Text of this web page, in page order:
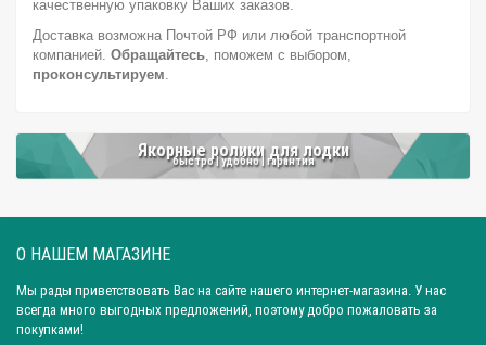
Город: Краснодар
Город: Иркутск
Город: Челябинск
Город: Барнаул
Город: Тюмень Город: Казань
качественную упаковку Ваших заказов.
Доставка возможна Почтой РФ или любой транспортной
компанией. Обращайтесь, поможем с выбором,
проконсультируем.
Якорные ролики для лодки
быстро | удобно | гарантия
О НАШЕМ МАГАЗИНЕ
Мы рады приветствовать Вас на сайте нашего интернет-магазина. У нас
всегда много выгодных предложений, поэтому добро пожаловать за
покупками!